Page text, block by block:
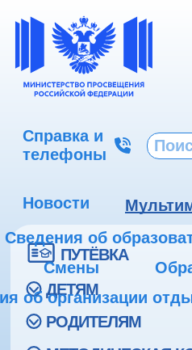
Справка и
телефоны
Новости
Сведения об
Смены
об организации
ПУТЁВКА
ДЕТЯМ
РОДИТЕЛЯМ